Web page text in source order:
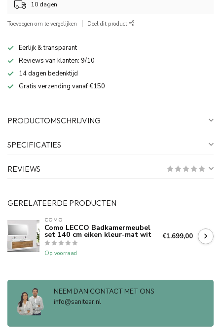
10 dagen
Toevoegen om te vergelijken Deel dit product
Eerlijk & transparant
Reviews van klanten: 9/10
14 dagen bedenktijd
Gratis verzending vanaf €150
PRODUCTOMSCHRIJVING
SPECIFICATIES
REVIEWS
GERELATEERDE PRODUCTEN
COMO
Como LECCO Badkamermeubel
set 140 cm eiken kleur-mat wit
Op voorraad
€1.699,00
NEEM DAN CONTACT MET ONS
info@sanitear.nl